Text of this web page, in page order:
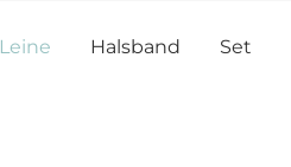
Leine Halsband Set